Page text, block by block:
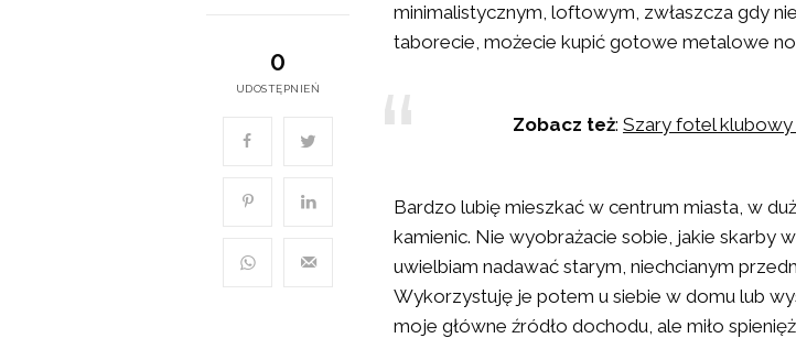
0
UDOSTĘPNIEŃ
minimalistycznym, loftowym, zwłaszcza gdy
taborecie, możecie kupić gotowe metalowe
Zobacz też: Szary fotel
Bardzo lubię mieszkać w centrum miasta, w
kamienic. Nie wyobrażacie sobie, jakie skarby
uwielbiam nadawać starym, niechcianym
Wykorzystuję je potem u siebie w domu lub
moje główne źródło dochodu, ale miło